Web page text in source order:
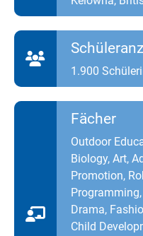
1.900
Fächer
Outdoor
Biology, Art,
Promotion,
Drama,
Child